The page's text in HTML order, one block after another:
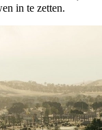
in te zetten.